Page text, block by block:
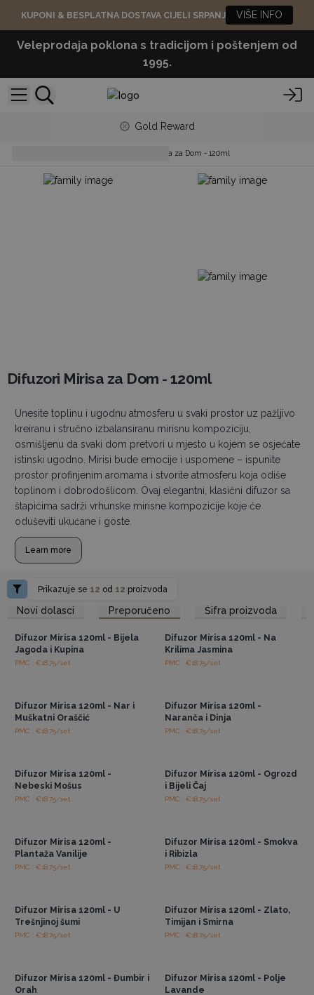
KUPONI & BESPLATNA DOSTAVA CIJELI SRPANJ VIŠE INFO
Veleprodaja poklona s tradicijom i poštenjem od
1995.
Gold Reward
Difuzori Mirisa za Dom - 120ml
Difuzori Mirisa za Dom - 120ml
Unesite toplinu i ugodnu atmosferu u svaki prostor uz pažljivo
kreiranu i stručno izbalansiranu mirisnu kompoziciju,
osmišljenu da svaki dom pretvori u mjesto u kojem se osjećate
istinski ugodno. Mirisi bude emocije i uspomene – ispunite
prostor profinjenim aromama i stvorite atmosferu koja odiše
toplinom i dobrodošlicom. Ovaj elegantni, klasični difuzor sa
štapićima sadrži vrhunske mirisne kompozicije koje će
oduševiti ukućane i goste.
Learn more
Prikazuje se 12 od 12 proizvoda
Novi dolasci Preporučeno Šifra proizvoda
Pristup veleprodajnim
cijenama
Difuzor Mirisa 120ml - Bijela
Jagoda i Kupina
PMC : €18.75/set
Pristup veleprodajnim
cijenama
Difuzor Mirisa 120ml - Na
Krilima Jasmina
PMC : €18.75/set
Difuzor Mirisa 120ml - Nar i
Muškatni Oraščić
PMC : €18.75/set
Difuzor Mirisa 120ml -
Naranča i Dinja
PMC : €18.75/set
Difuzor Mirisa 120ml -
Nebeski Mošus
PMC : €18.75/set
Difuzor Mirisa 120ml - Ogrozd
i Bijeli Čaj
PMC : €18.75/set
Difuzor Mirisa 120ml -
Plantaža Vanilije
PMC : €18.75/set
Difuzor Mirisa 120ml - Smokva
i Ribizla
PMC : €18.75/set
Difuzor Mirisa 120ml - U
Trešnjinoj šumi
PMC : €18.75/set
Difuzor Mirisa 120ml - Zlato,
Timijan i Smirna
PMC : €18.75/set
Difuzor Mirisa 120ml - Đumbir i
Orah
Difuzor Mirisa 120ml - Polje
Lavande